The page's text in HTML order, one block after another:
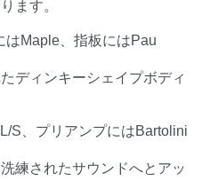
ます。
はMaple、指板にはPau
ディンキーシェイプボディ
S、プリアンプにはBartolini
練されたサウンドへとアッ